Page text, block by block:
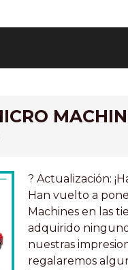
? Actualización:
Han vuelto a
Machines en las
adquirido
nuestras
regalaremos